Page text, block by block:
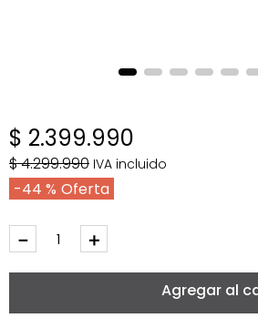
$ 2.399.990
$4.299.990 IVA incluido
44 %
＋
－
Agregar al